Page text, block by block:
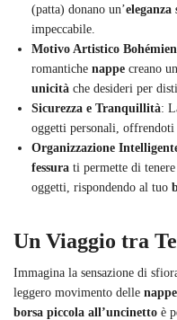
(patta) donano un’eleganza
impeccabile.
Motivo Artistico Bohémien
romantiche nappe creano
unicità che desideri per
Sicurezza e Tranquillità:
oggetti personali, offrendoti
Organizzazione
fessura ti permette di
oggetti, rispondendo al tuo
Un Viaggio tra
Immagina la sensazione di
leggero movimento delle nappe
borsa piccola all’uncinetto è